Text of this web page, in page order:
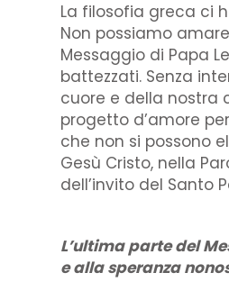
La filosofia greca ci
Non possiamo
Messaggio di Papa
battezzati. Senza
cuore e della nostra
progetto d’amore
che non si possono
Gesù Cristo, nella
dell’invito del Santo
L’ultima parte del
e alla speranza